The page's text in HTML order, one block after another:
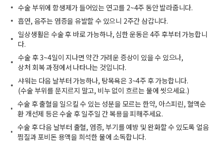
수술 부위에 항생제가 들어있는 연고를 2~4주 동안 발라줍니다.
흡연, 음주는 염증을 유발할 수 있으니 2주간 삼갑니다.
일상생활은 수술 후 바로 가능하나, 심한 운동은 4주 후부터 가능합니
다.
수술 후 3~4일이 지나면 약간 가려운 증상이 있을 수 있으나,
상처 회복 과정에서 나타나는 것입니다.
샤워는 다음 날부터 가능하나, 탕목욕은 3~4주 후 가능합니다.
(수술 부위를 문지르지 말고, 비누 없이 흐르는 물에 씻으세요.)
수술 후 출혈을 일으킬 수 있는 성분을 모르는 한약, 아스피린, 혈액순
환 개선제 등은 수술 후 일주일 간 복용을 피해주세요.
수술 후 다음 날부터 출혈, 염증, 부기를 예방 및 완화할 수 있도록 얼음
찜질과 포비돈 용액을 희석한 물에 소독합니다.